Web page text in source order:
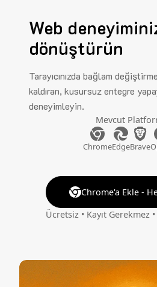
Web
dönüştürün
Tarayıcınızda bağlam
kaldıran, kusursuz entegre
deneyimleyin.
Mevcut
ChromeEdgeBrave
Chrome'a Ekle -
Ücretsiz • Kayıt Gerekmez